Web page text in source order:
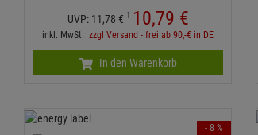
UVP: 11,78 € 1 10,79 €
inkl. MwSt.zzgl Versand - frei ab 90,-€ in DE
In den Warenkorb
- 8 %